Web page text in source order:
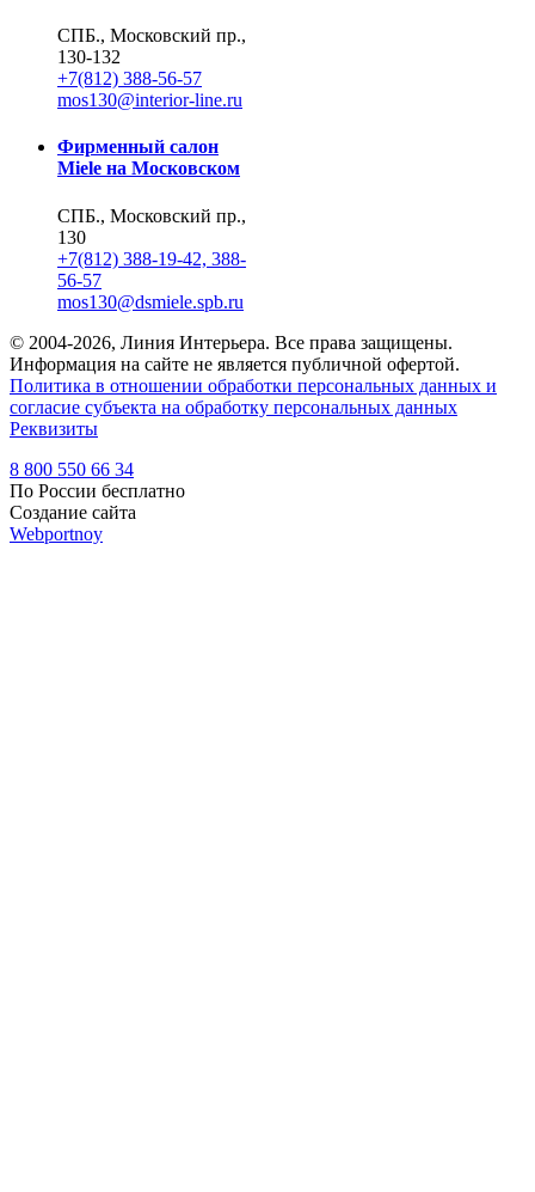
СПБ., Московский пр.,
130-132
+7(812) 388-56-57
mos130@interior-line.ru
Фирменный салон
Miele на Московском
СПБ., Московский пр.,
130
+7(812) 388-19-42, 388-
56-57
mos130@dsmiele.spb.ru
© 2004-2026, Линия Интерьера. Все права защищены.
Информация на сайте не является публичной офертой.
Политика в отношении обработки персональных данных и
согласие субъекта на обработку персональных данных
Реквизиты
8 800 550 66 34
По России бесплатно
Создание сайта
Webportnoy